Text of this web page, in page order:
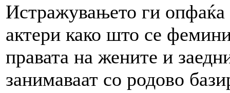
Истражувањето ги
актери како што се
правата на жените и
занимаваат со родово